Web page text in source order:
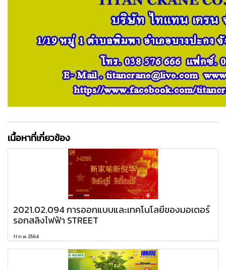
เนื้อหาที่เกี่ยวข้อง
2021.02.094 การออกแบบและเทคโนโลยีของมอเตอร์
รอกสลิงไฟฟ้า STREET
11 ก.พ. 2564